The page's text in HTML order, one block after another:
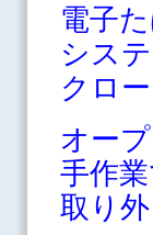
電子
シス
クロ
オー
手作
取り外